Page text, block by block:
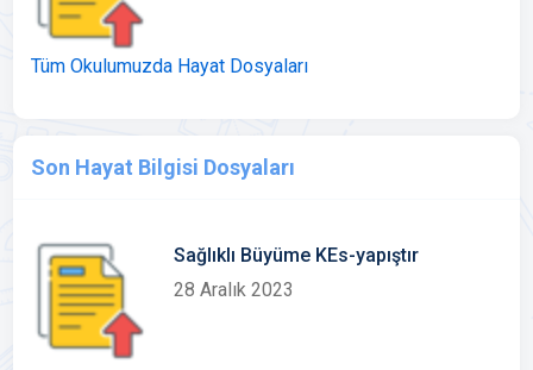
Tüm Okulumuzda Hayat Dosyaları
Son Hayat Bilgisi Dosyaları
Sağlıklı Büyüme KEs-yapıştır
28 Aralık 2023